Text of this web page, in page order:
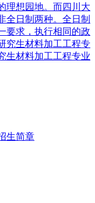
理想园地。而四川大
全日制两种。全日制
要求，执行相同的政
究生材料加工工程专
生材料加工工程专业
生简章